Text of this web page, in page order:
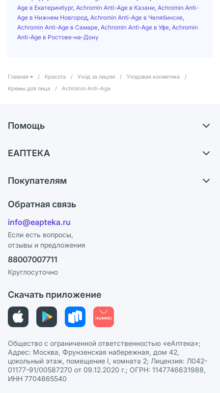
Age в Екатеринбург, Achromin Anti-Age в Казани Achromin Anti-
Age в Нижнем Новгород Achromin Anti-Age в Челябинске
Achromin Anti-Age в Самаре Achromin Anti-Age в Уфе Achromin
Anti-Age в Ростове-на-Дону
Главная / Красота / Уход за лицом / Уходовая косметика
/
Кремы для лица
/ Achromin Anti-Age
Помощь
Самовывоз из аптек
Ответы на вопросы
Блог
ЕАПТЕКА
Карьера
Поставщики
Лицензия
Реклама на сайте
Ваши товары на ЕАПТЕКЕ
Покупателям
Программа СберСпасибо
Политика конфиденциальности
Пользовательское соглашение
Политика рекомендаций
Этика и соответствие
Политика в отношении обработки персональных данных
Обратная связь
info@eapteka.ru
Если есть вопросы,
отзывы и предложения
88007007711
Круглосуточно
Скачать приложение
Общество с ограниченной ответственностью «еАптека»;
Адрес: Москва, Фрунзенская набережная, дом 42,
цокольный этаж, помещение I, комната 2; Лицензия: Л042-
01177-91/00587270 от 09.12.2020 г.; ОГРН: 1147746631988,
ИНН 7704865540